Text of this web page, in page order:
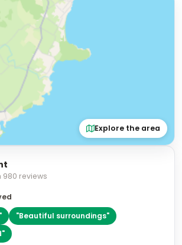
Explore the area
980 reviews
" "Beautiful surroundings"
"